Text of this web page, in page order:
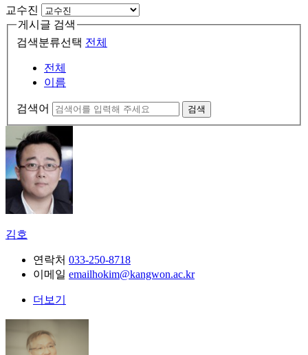
교수진
게시글 검색
검색분류선택 전체
전체
이름
검색어 검색
김호
연락처 033-250-8718
이메일 emailhokim@kangwon.ac.kr
더보기